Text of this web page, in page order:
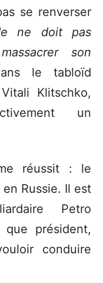
se renverser
ne doit pas
son
le tabloïd
Klitschko,
un
réussit : le
Russie. Il est
Petro
président,
conduire